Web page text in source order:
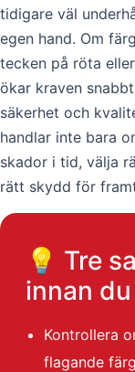
tidigare väl
egen hand. Om
tecken på röta
ökar kraven
säkerhet och
handlar inte bara
skador i tid, välja
rätt skydd för
💡 Tre
innan
Kontrollera
flagande